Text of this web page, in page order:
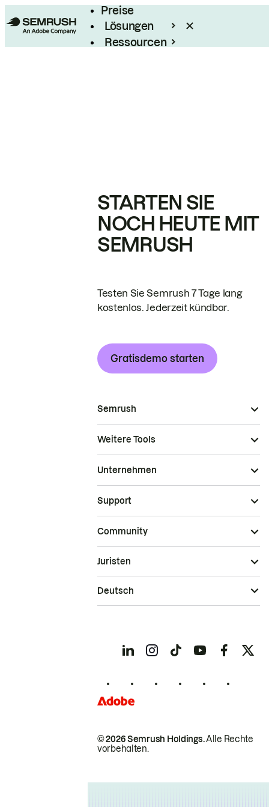
Preise
Lösungen
Ressourcen
STARTEN SIE
NOCH HEUTE MIT
SEMRUSH
Testen Sie Semrush 7 Tage lang
kostenlos. Jederzeit kündbar.
Gratisdemo starten
Semrush
Weitere Tools
Unternehmen
Support
Community
© 2026 Semrush Holdings.Alle Rechte
vorbehalten.
Juristen
Deutsch